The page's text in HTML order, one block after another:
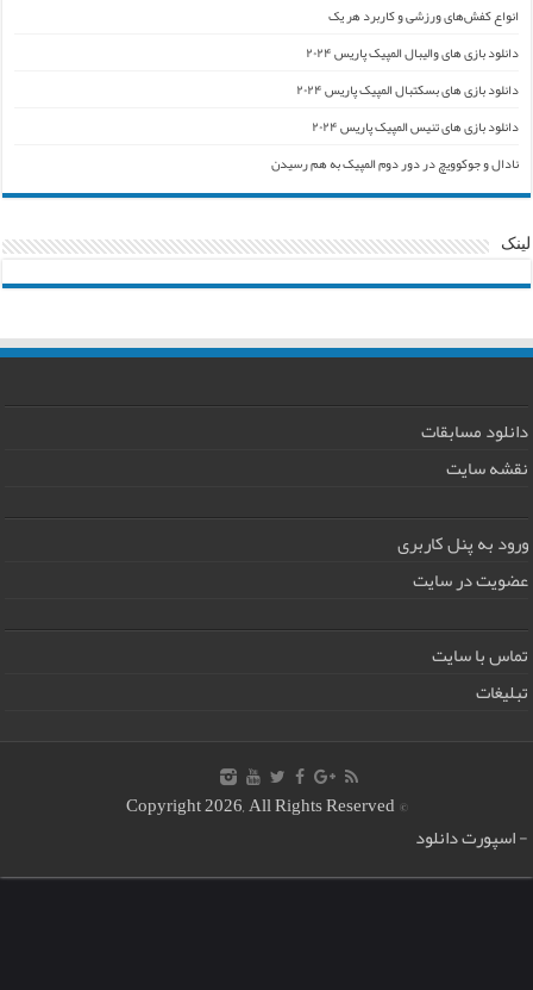
انواع کفش‌های ورزشی و کاربرد هر یک
دانلود بازی های والیبال المپیک پاریس ۲۰۲۴
دانلود بازی های بسکتبال المپیک پاریس ۲۰۲۴
دانلود بازی های تنیس المپیک پاریس ۲۰۲۴
نادال و جوکوویچ در دور دوم المپیک به هم رسیدن
لینک
دانلود مسابقات
نقشه سایت
ورود به پنل کاربری
عضویت در سایت
تماس با سایت
تبلیغات
© Copyright 2026, All Rights Reserved
-اسپورت دانلود